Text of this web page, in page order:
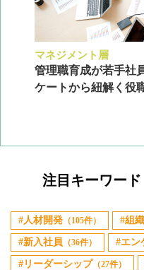
マネジメント層
管理職育成が若手社
ケートから紐解く役
注目キーワード
人材開発 （105件） 組
新入社員 （36件） エン
リーダーシップ（27件）